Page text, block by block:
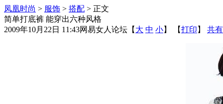
凤凰时尚 > 服饰 > 搭配 > 正文
简单打底裤 能穿出六种风格
2009年10月22日 11:43网易女人论坛 【 大 中 小】 【打印 】 共